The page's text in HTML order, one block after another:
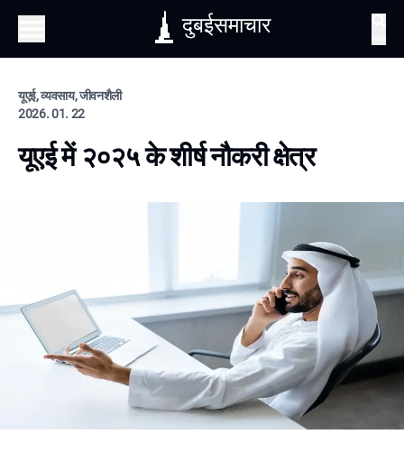
दुबईसमाचार
यूएई, व्यवसाय, जीवनशैली
2026. 01. 22
यूएई में २०२५ के शीर्ष नौकरी क्षेत्र